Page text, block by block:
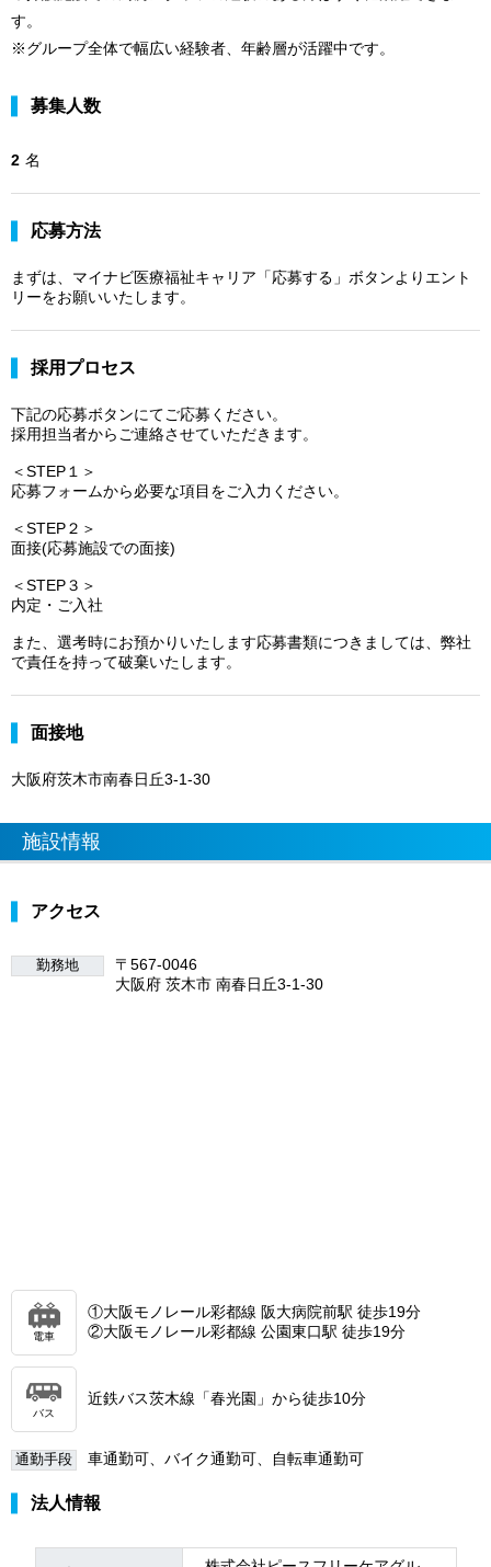
す。
※グループ全体で幅広い経験者、年齢層が活躍中です。
募集人数
2 名
応募方法
まずは、マイナビ医療福祉キャリア「応募する」ボタンよりエント
リーをお願いいたします。
採用プロセス
下記の応募ボタンにてご応募ください。
採用担当者からご連絡させていただきます。
＜STEP１＞
応募フォームから必要な項目をご入力ください。
＜STEP２＞
面接(応募施設での面接)
＜STEP３＞
内定・ご入社
また、選考時にお預かりいたします応募書類につきましては、弊社
で責任を持って破棄いたします。
面接地
大阪府茨木市南春日丘3-1-30
施設情報
アクセス
勤務地
〒567-0046
大阪府 茨木市 南春日丘3-1-30
電車
①大阪モノレール彩都線 阪大病院前駅 徒歩19分
②大阪モノレール彩都線 公園東口駅 徒歩19分
バス
近鉄バス茨木線「春光園」から徒歩10分
通勤手段 車通勤可、バイク通勤可、自転車通勤可
法人情報